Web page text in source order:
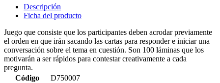
Descripción
Ficha del producto
Juego que consiste que los participantes deben acrodar previamente
el orden en que irán sacando las cartas para responder e iniciar una
conversación sobre el tema en cuestión. Son 100 láminas que los
motivarán a ser rápidos para contestar creativamente a cada
pregunta.
Código
D750007